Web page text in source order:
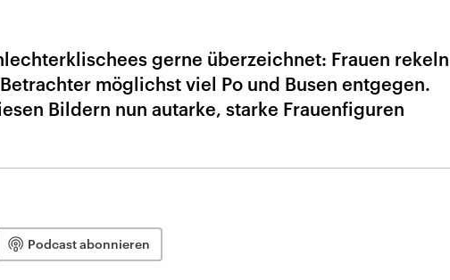
gerne überzeichnet: Frauen rekeln
möglichst viel Po und Busen entgegen.
Bildern nun autarke, starke Frauenfiguren
Podcast abonnieren